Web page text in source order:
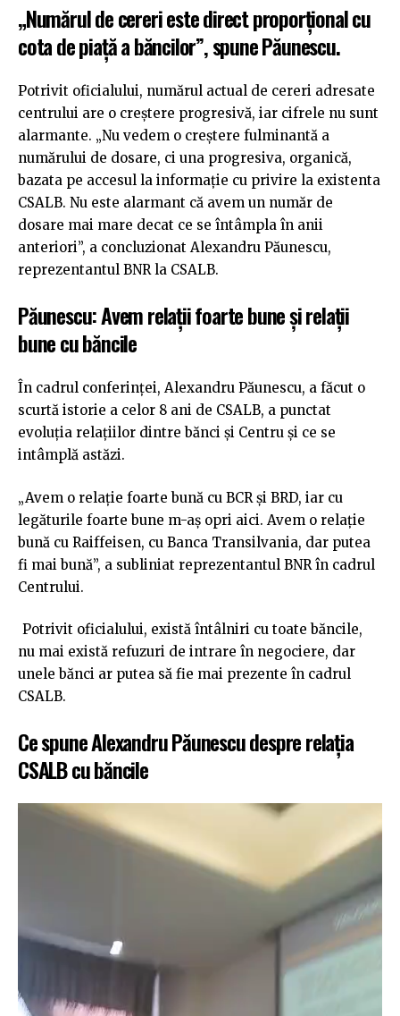
„Numărul de cereri este direct proporțional cu
cota de piață a băncilor”, spune Păunescu.
Potrivit oficialului, numărul actual de cereri adresate
centrului are o creștere progresivă, iar cifrele nu sunt
alarmante. „Nu vedem o creștere fulminantă a
numărului de dosare, ci una progresiva, organică,
bazata pe accesul la informație cu privire la existenta
CSALB. Nu este alarmant că avem un număr de
dosare mai mare decat ce se întâmpla în anii
anteriori”, a concluzionat Alexandru Păunescu,
reprezentantul BNR la CSALB.
Păunescu: Avem relații foarte bune și relații
bune cu băncile
În cadrul conferinței, Alexandru Păunescu, a făcut o
scurtă istorie a celor 8 ani de CSALB, a punctat
evoluția relațiilor dintre bănci și Centru și ce se
intâmplă astăzi.
„Avem o relaţie foarte bună cu BCR și BRD, iar cu
legăturile foarte bune m-aş opri aici. Avem o relaţie
bună cu Raiffeisen, cu Banca Transilvania, dar putea
fi mai bună”, a subliniat reprezentantul BNR în cadrul
Centrului.
Potrivit oficialului, există întâlniri cu toate băncile,
nu mai există refuzuri de intrare în negociere, dar
unele bănci ar putea să fie mai prezente în cadrul
CSALB.
Ce spune Alexandru Păunescu despre relația
CSALB cu băncile